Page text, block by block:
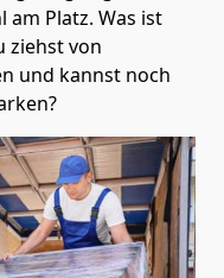
am Platz. Was ist
ziehst von
und kannst noch